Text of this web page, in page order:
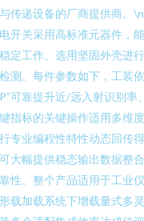
传递设备的厂商提供商。
开关采用高标准元器件，
定工作。选用坚固外壳进
测。每件参数如下，工装
可靠提升近/远入射识别
指标的关键操作适用多维
专业编程性特性动态回传
大幅提供稳态输出数据整
性。整个产品适用于工业
载加载系统下增载量式多